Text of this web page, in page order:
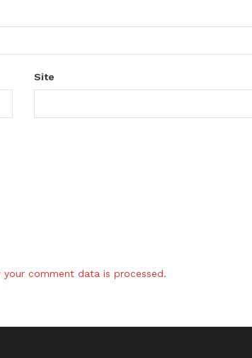
Site
your comment data is processed.